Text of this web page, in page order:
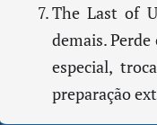
The Last of
demais.
especial,
preparação